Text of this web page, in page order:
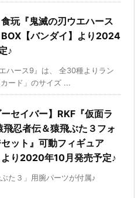
食玩『鬼滅の刃ウエハース
【バンダイ】より2024
♪
ハース9』は、 全30種よりラン
ード」のサイズ ...
ーセイバー】RKF『仮面ラ
飛忍者伝＆猿飛ぶた３フォ
ット』可動フィギュア
より2020年10月発売予定♪
た３」用腕パーツが付属♪